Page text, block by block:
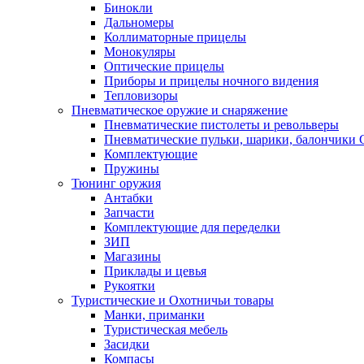
Бинокли
Дальномеры
Коллиматорные прицелы
Монокуляры
Оптические прицелы
Приборы и прицелы ночного видения
Тепловизоры
Пневматическое оружие и снаряжение
Пневматические пистолеты и револьверы
Пневматические пульки, шарики, балончики
Комплектующие
Пружины
Тюнинг оружия
Антабки
Запчасти
Комплектующие для переделки
ЗИП
Магазины
Приклады и цевья
Рукоятки
Туристические и Охотничьи товары
Манки, приманки
Туристическая мебель
Засидки
Компасы